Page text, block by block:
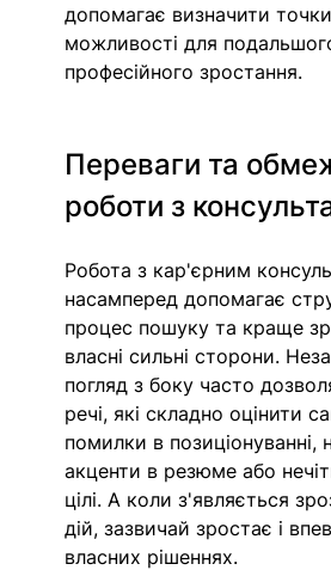
допомагає визначити
можливості для
професійного зростання.
Переваги та
роботи з
Робота з кар'єрним
насамперед допомагає
процес пошуку та краще
власні сильні сторони.
погляд з боку часто
речі, які складно оцінити
помилки в позиціонуванні,
акценти в резюме або
цілі. А коли з'являється
дій, зазвичай зростає і
власних рішеннях.